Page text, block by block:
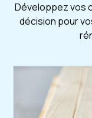
Développez vos
décision pour